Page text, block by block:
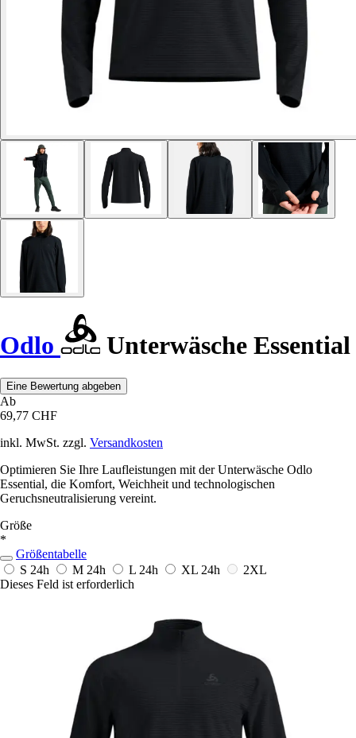
Odlo Unterwäsche Essential
Eine Bewertung abgeben
Ab
69,77 CHF
inkl. MwSt. zzgl. Versandkosten
Optimieren Sie Ihre Laufleistungen mit der Unterwäsche Odlo
Essential, die Komfort, Weichheit und technologischen
Geruchsneutralisierung vereint.
Größe
*
Größentabelle
S 24h M 24h L 24h XL 24h
2XL
Dieses Feld ist erforderlich